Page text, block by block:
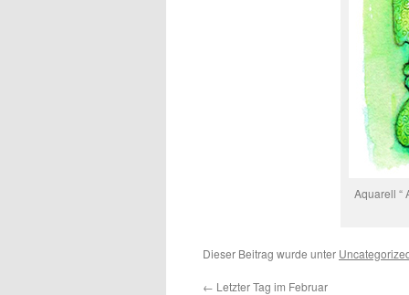
Aquarell “
Dieser Beitrag wurde unter
← Letzter Tag im Februar